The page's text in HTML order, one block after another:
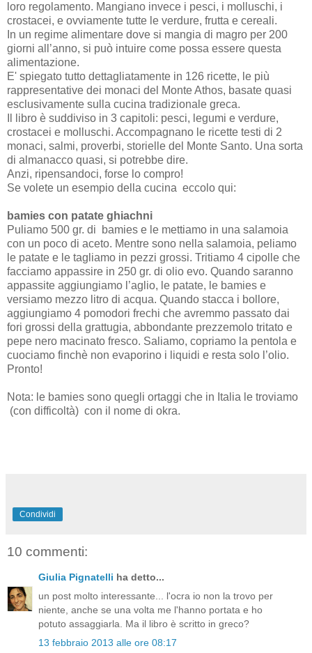
loro regolamento. Mangiano invece i pesci, i molluschi, i
crostacei, e ovviamente tutte le verdure, frutta e cereali.
In un regime alimentare dove si mangia di magro per 200
giorni all’anno, si può intuire come possa essere questa
alimentazione.
E' spiegato tutto dettagliatamente in 126 ricette, le più
rappresentative dei monaci del Monte Athos, basate quasi
esclusivamente sulla cucina tradizionale greca.
Il libro è suddiviso in 3 capitoli: pesci, legumi e verdure,
crostacei e molluschi. Accompagnano le ricette testi di 2
monaci, salmi, proverbi, storielle del Monte Santo. Una sorta
di almanacco quasi, si potrebbe dire.
Anzi, ripensandoci, forse lo compro!
Se volete un esempio della cucina eccolo qui:
bamies con patate ghiachni
Puliamo 500 gr. di bamies e le mettiamo in una salamoia
con un poco di aceto. Mentre sono nella salamoia, peliamo
le patate e le tagliamo in pezzi grossi. Tritiamo 4 cipolle che
facciamo appassire in 250 gr. di olio evo. Quando saranno
appassite aggiungiamo l’aglio, le patate, le bamies e
versiamo mezzo litro di acqua. Quando stacca i bollore,
aggiungiamo 4 pomodori frechi che avremmo passato dai
fori grossi della grattugia, abbondante prezzemolo tritato e
pepe nero macinato fresco. Saliamo, copriamo la pentola e
cuociamo finchè non evaporino i liquidi e resta solo l’olio.
Pronto!
Nota: le bamies sono quegli ortaggi che in Italia le troviamo
(con difficoltà) con il nome di okra.
Condividi
10 commenti:
Giulia Pignatelli ha detto...
un post molto interessante... l'ocra io non la trovo per
niente, anche se una volta me l'hanno portata e ho
potuto assaggiarla. Ma il libro è scritto in greco?
13 febbraio 2013 alle ore 08:17